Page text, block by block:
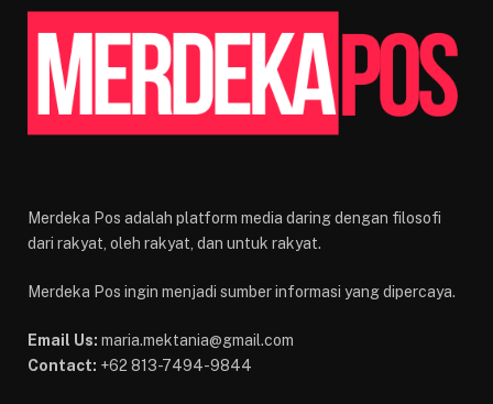
Merdeka Pos adalah platform media daring dengan filosofi
dari rakyat, oleh rakyat, dan untuk rakyat.
Merdeka Pos ingin menjadi sumber informasi yang dipercaya.
Email Us: maria.mektania@gmail.com
Contact: +62 813-7494-9844